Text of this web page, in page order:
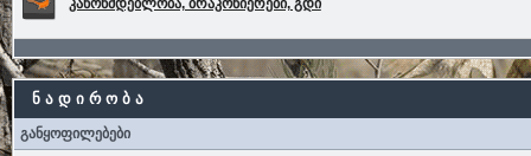
კანონმდებლობა, ბრაკონიერები, გდი
ნ ა დ ი რ ო ბ ა
განყოფილებები